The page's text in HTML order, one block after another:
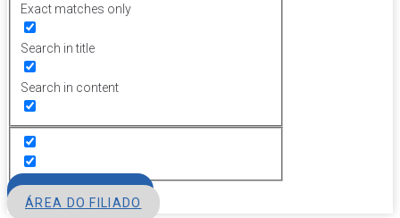
Exact matches only
Search in title
Search in content
ÁREA DO FILIADO